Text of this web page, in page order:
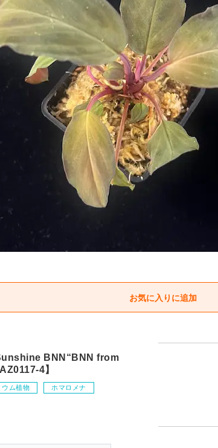
BNN“BNN from
4】
ウム植物 ホマロメナ